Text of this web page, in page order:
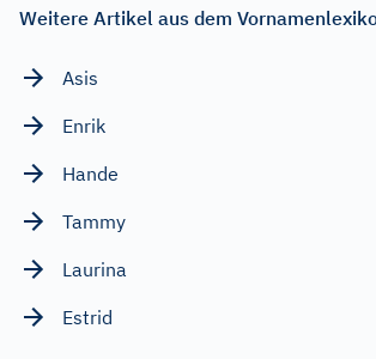
Weitere Artikel aus dem
Asis
Enrik
Hande
Tammy
Laurina
Estrid